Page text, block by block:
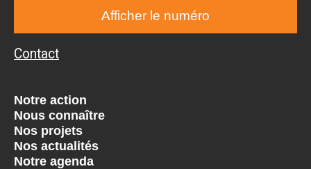
Afficher le numéro
Contact
Notre action
Nous connaître
Nos projets
Nos actualités
Notre agenda